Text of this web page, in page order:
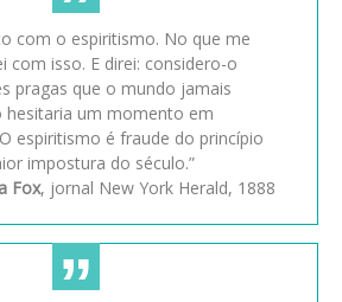
com o espiritismo. No que me
com isso. E direi: considero-o
pragas que o mundo jamais
hesitaria um momento em
espiritismo é fraude do princípio
impostura do século.”
Fox, jornal New York Herald, 1888